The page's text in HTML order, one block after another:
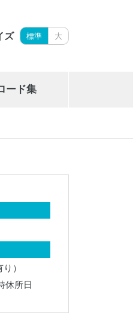
ズ 標準 大
ード集
い者体育館
）
休所日